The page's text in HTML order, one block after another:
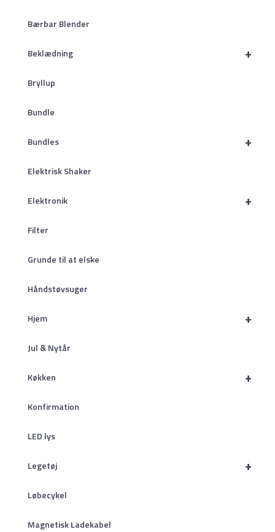
Bærbar Blender
+
Beklædning
Bryllup
Bundle
+
Bundles
Elektrisk Shaker
+
Elektronik
Filter
Grunde til at elske
Håndstøvsuger
+
Hjem
Jul & Nytår
+
Køkken
Konfirmation
LED lys
+
Legetøj
Løbecykel
Magnetisk Ladekabel